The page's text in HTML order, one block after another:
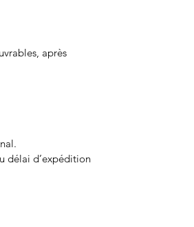
après
délai d’expédition